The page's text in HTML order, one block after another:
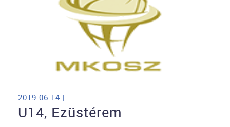
2019-06-14 |
U14, Ezüstérem